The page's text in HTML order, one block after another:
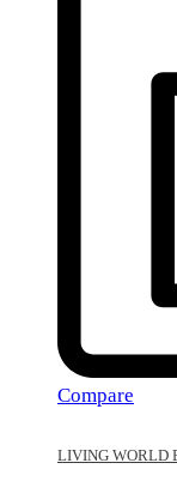
Compare
LIVING WORLD